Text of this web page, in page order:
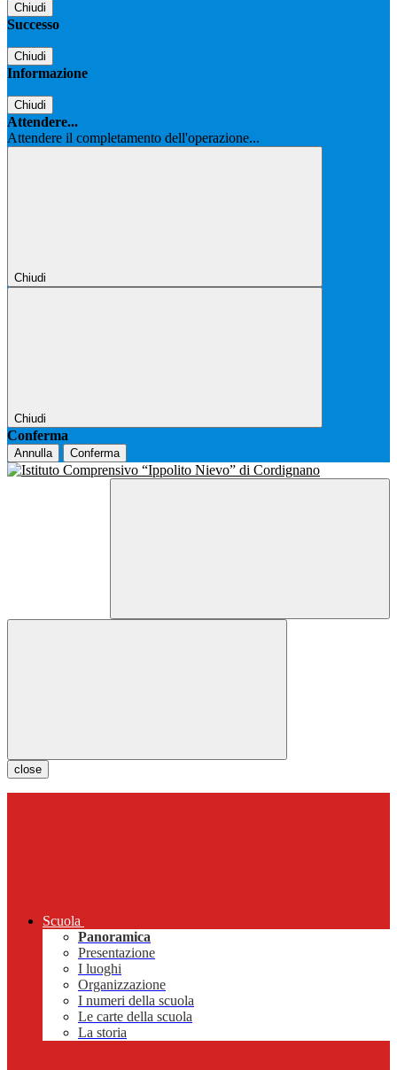
Chiudi
Successo
Chiudi
Informazione
Chiudi
Attendere...
Attendere il completamento dell'operazione...
Chiudi
Chiudi
Conferma
Annulla Conferma
close
Scuola
Panoramica
Presentazione
I luoghi
Organizzazione
I numeri della scuola
Le carte della scuola
La storia